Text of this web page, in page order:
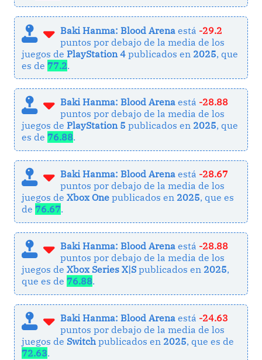
Baki Hanma: Blood Arena está -29.2
puntos por debajo de la media de los
juegos dePlayStation 4 publicados en 2025, que
es de 77.2.
Baki Hanma: Blood Arena está -28.88
puntos por debajo de la media de los
juegos dePlayStation 5 publicados en 2025, que
es de 76.88.
Baki Hanma: Blood Arena está -28.67
puntos por debajo de la media de los
juegos deXbox One publicados en 2025, que es
de 76.67.
Baki Hanma: Blood Arena está -28.88
puntos por debajo de la media de los
juegos deXbox Series X|S publicados en 2025,
que es de 76.88.
Baki Hanma: Blood Arena está -24.63
puntos por debajo de la media de los
juegos de Switch publicados en 2025, que es de
72.63.